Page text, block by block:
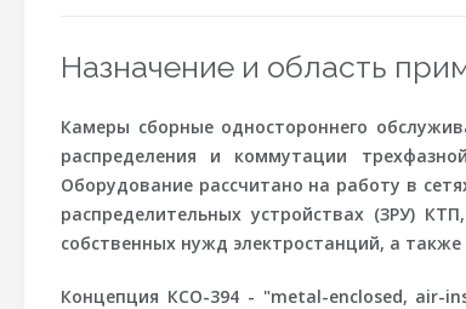
Назначение и область
Камеры сборные одностороннего
распределения и коммутации
Оборудование рассчитано на работу в
распределительных устройствах (ЗРУ)
собственных нужд электростанций, а
Концепция КСО-394 - "metal-enclosed, air-